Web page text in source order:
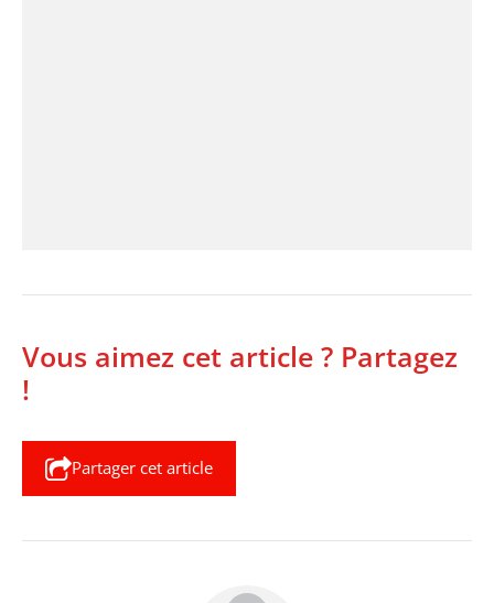
Vous aimez cet article ? Partagez
!
Partager cet article